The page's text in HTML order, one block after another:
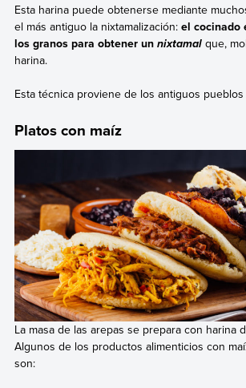
Esta harina puede obtenerse mediante
el más antiguo la nixtamalización: el cocinado
los granos para obtener un nixtamal que,
harina.
Esta técnica proviene de los antiguos pueblos
Platos con maíz
La masa de las arepas se prepara con harina
Algunos de los productos alimenticios con
son: